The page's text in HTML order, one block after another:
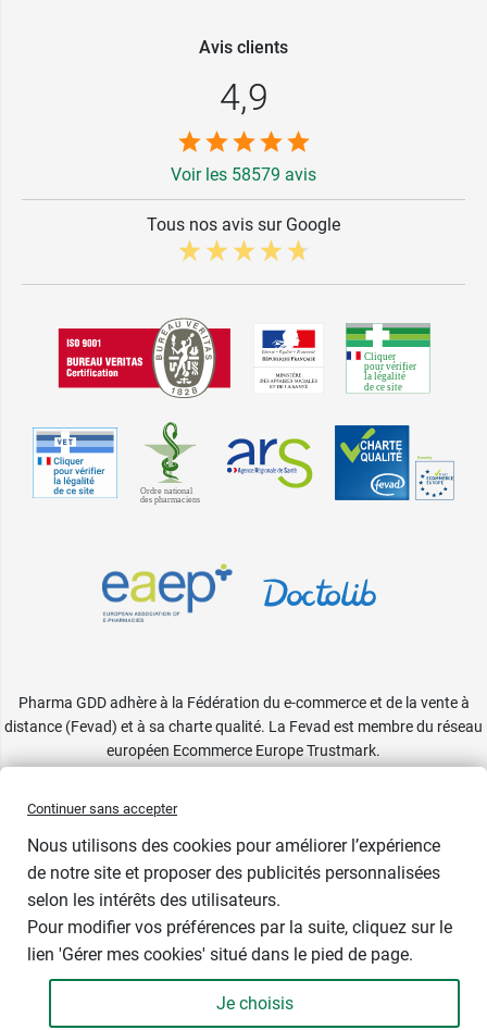
- +
Avis clients
4,9
Voir les 58579 avis
Tous nos avis sur Google
Pharma GDD adhère à la Fédération du e-commerce et de la vente à
distance (Fevad) et à sa charte qualité. La Fevad est membre du réseau
européen Ecommerce Europe Trustmark.
Continuer sans accepter
Nous utilisons des cookies pour améliorer l’expérience
de notre site et proposer des publicités personnalisées
selon les intérêts des utilisateurs.
Pour modifier vos préférences par la suite, cliquez sur le
lien 'Gérer mes cookies' situé dans le pied de page.
Je choisis